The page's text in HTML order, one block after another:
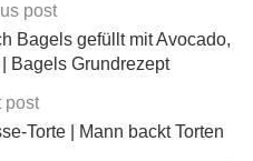
post
Bagels gefüllt mit Avocado,
Bagels Grundrezept
post
Torte | Mann backt Torten